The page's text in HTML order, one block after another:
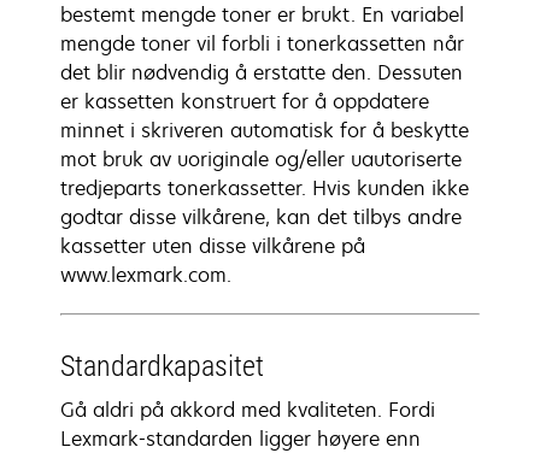
bestemt mengde toner er brukt. En variabel
mengde toner vil forbli i tonerkassetten når
det blir nødvendig å erstatte den. Dessuten
er kassetten konstruert for å oppdatere
minnet i skriveren automatisk for å beskytte
mot bruk av uoriginale og/eller uautoriserte
tredjeparts tonerkassetter. Hvis kunden ikke
godtar disse vilkårene, kan det tilbys andre
kassetter uten disse vilkårene på
www.lexmark.com.
Standardkapasitet
Gå aldri på akkord med kvaliteten. Fordi
Lexmark-standarden ligger høyere enn